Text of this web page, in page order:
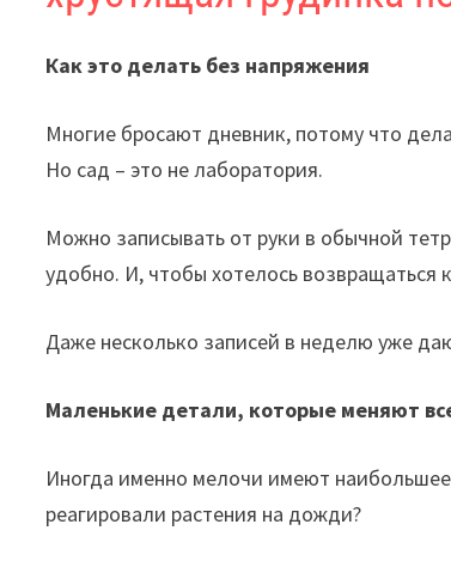
Как это делать без напряжения
Многие бросают дневник, потому что
Но сад – это не лаборатория.
Можно записывать от руки в обычной
удобно. И, чтобы хотелось возвращаться
Даже несколько записей в неделю уже
Маленькие детали, которые меняют
Иногда именно мелочи имеют
реагировали растения на дожди?